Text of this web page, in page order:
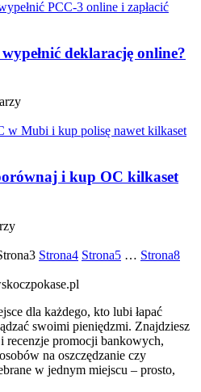
deklarację online?
i kup OC kilkaset
3 Strona4 Strona5 … Strona8
dla każdego, kto lubi łapać
swoimi pieniędzmi. Znajdziesz
recenzje promocji bankowych,
na oszczędzanie czy
w jednym miejscu – prosto,